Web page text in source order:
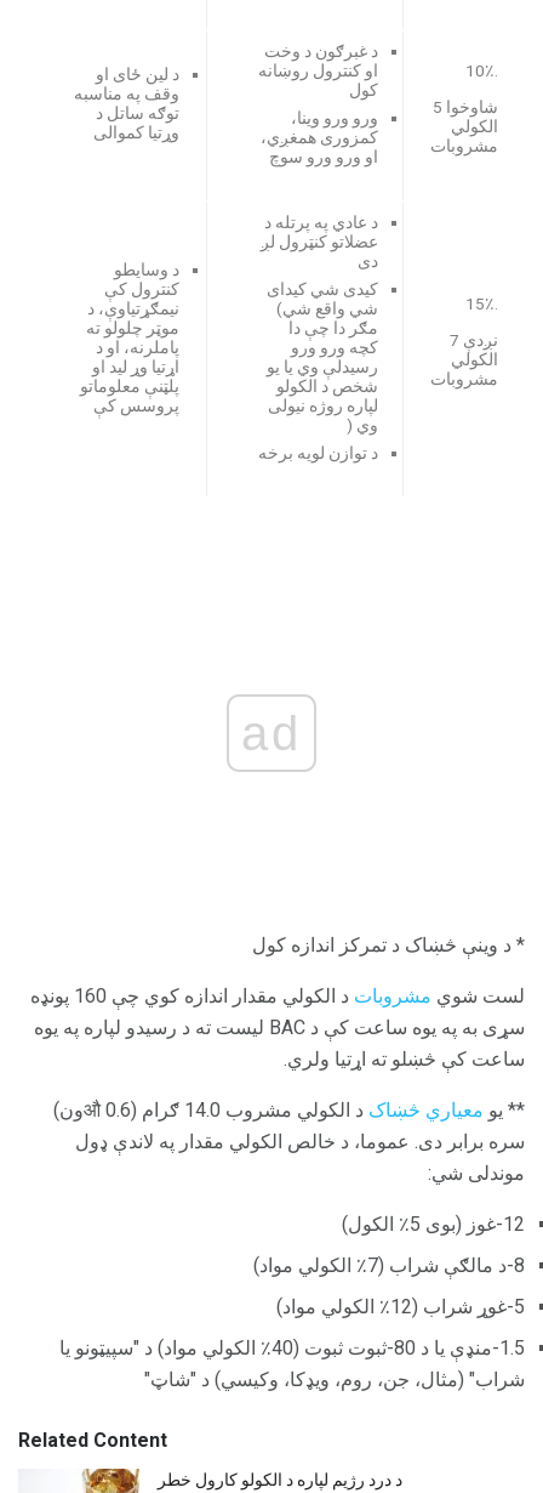
شاوخوا 5
الکولي
مشروبات
د غبرګون د وخت
او کنترول روښانه
کول
ورو ورو وینا،
کمزوری همغږي،
او ورو ورو سوچ
د لین ځای او
وقف په مناسبه
توګه ساتل د
وړتیا کموالی
نږدې 7
الکولي
مشروبات
د عادي په پرتله د
عضلاتو کنټرول لږ
دی
کیدی شي کیدای
شي واقع شي)
مګر دا چې دا
کچه ورو ورو
رسیدلې وي یا یو
شخص د الکولو
لپاره روژه نیولی
وي (
د توازن لویه برخه
د وسایطو
کنترول کې
نیمګړتیاوې، د
موټر چلولو ته
پاملرنه، او د
اړتیا وړ لید او
پلټنې معلوماتو
پروسس کې
ad
* د وینې څښاک د تمرکز اندازه کول
لست شوي مشروبات
د الکولي مقدار اندازه کوي چې 160 پونډه
سړی به په یوه ساعت کې د BAC لیست ته د رسیدو لپاره په یوه
ساعت کې څښلو ته اړتیا ولري.
** یو معیاري څښاک
د الکولي مشروب 14.0 ګرام (0.6 औون)
سره برابر دی. عموما، د خالص الکولي مقدار په لاندې ډول
موندلی شي:
12-غوز (بوی 5٪ الکول)
8-د مالګې شراب (7٪ الکولي مواد)
5-غوړ شراب (12٪ الکولي مواد)
1.5-منډې یا د 80-ثبوت ثبوت (40٪ الکولي مواد) د "سپیټونو یا
شراب" (مثال، جن، روم، ویډکا، وکیسي) د "شاټ"
Related Content
د درد رژیم لپاره د الکولو کارول خطر